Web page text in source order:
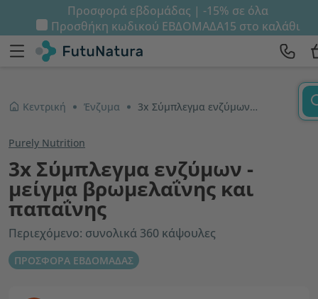
Προσφορά εβδομάδας | -15% σε όλα
Προσθήκη κωδικού ΕΒΔΟΜΑΔΑ15 στο καλάθι
Κεντρική Ένζυμα 3x Σύμπλεγμα ενζύμων - μείγμα βρωμελαΐνης και παπαΐνης
Purely Nutrition
3x Σύμπλεγμα ενζύμων -
μείγμα βρωμελαΐνης και
παπαΐνης
Περιεχόμενο: συνολικά 360 κάψουλες
ΠΡΟΣΦΟΡΑ ΕΒΔΟΜΑΔΑΣ